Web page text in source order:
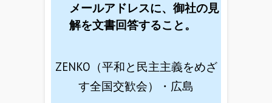
メールアドレスに、御社の見
解を文書回答すること。
ZENKO（平和と民主主義をめざ
す全国交歓会）・広島